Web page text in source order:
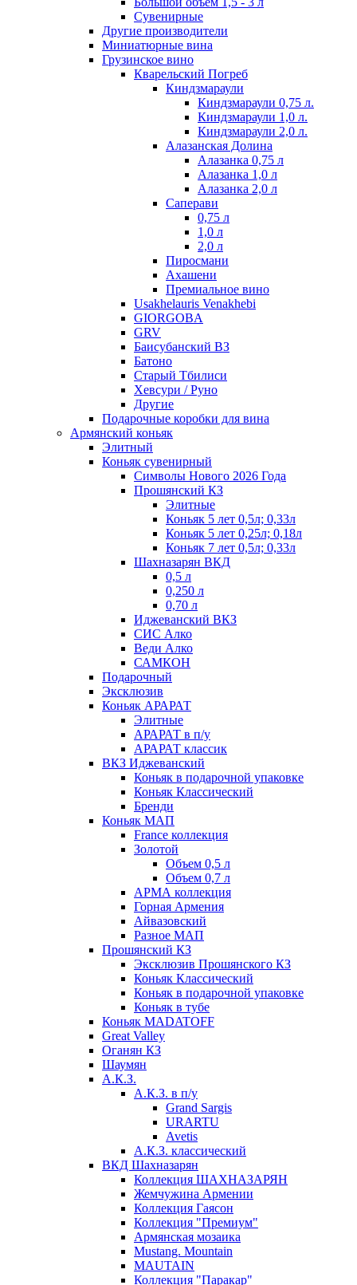
Сувенирные
Другие производители
Миниатюрные вина
Грузинское вино
Кварельский Погреб
Киндзмараули
Киндзмараули 0,75 л.
Киндзмараули 1,0 л.
Киндзмараули 2,0 л.
Алазанская Долина
Алазанка 0,75 л
Алазанка 1,0 л
Алазанка 2,0 л
Саперави
0,75 л
1,0 л
2,0 л
Пиросмани
Ахашени
Премиальное вино
Usakhelauris Venakhebi
GIORGOBA
GRV
Баисубанский ВЗ
Батоно
Старый Тбилиси
Хевсури / Руно
Другие
Подарочные коробки для вина
Армянский коньяк
Элитный
Коньяк сувенирный
Символы Нового 2026 Года
Прошянский КЗ
Элитные
Коньяк 5 лет 0,5л; 0,33л
Коньяк 5 лет 0,25л; 0,18л
Коньяк 7 лет 0,5л; 0,33л
Шахназарян ВКД
0,5 л
0,250 л
0,70 л
Иджеванский ВКЗ
СИС Алко
Веди Алко
САМКОН
Подарочный
Эксклюзив
Коньяк АРАРАТ
Элитные
АРАРАТ в п/у
АРАРАТ классик
ВКЗ Иджеванский
Коньяк в подарочной упаковке
Коньяк Классический
Бренди
Коньяк МАП
France коллекция
Золотой
Объем 0,5 л
Объем 0,7 л
АРМА коллекция
Горная Армения
Айвазовский
Разное МАП
Прошянский КЗ
Эксклюзив Прошянского КЗ
Коньяк Классический
Коньяк в подарочной упаковке
Коньяк в тубе
Коньяк MADATOFF
Great Valley
Оганян КЗ
Шаумян
А.К.З.
А.К.З. в п/у
Grand Sargis
URARTU
Avetis
А.К.З. классический
ВКД Шахназарян
Коллекция ШАХНАЗАРЯН
Жемчужина Армении
Коллекция Гаясон
Коллекция "Премиум"
Армянская мозаика
Mustang. Mountain
MAUTAIN
Коллекция "Паракар"